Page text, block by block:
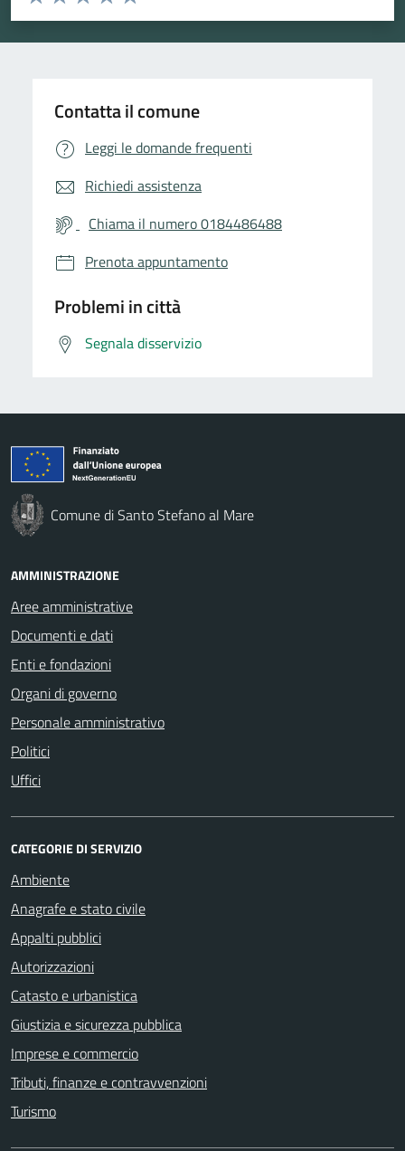
Valuta 5 stelle su 5
Valuta 4 stelle su 5
Valuta 3 stelle su 5
Valuta 2 stelle su 5
Valuta 1 stelle su 5
Contatta il comune
Leggi le domande frequenti
Richiedi assistenza
Chiama il numero 0184486488
Prenota appuntamento
Problemi in città
Segnala disservizio
Comune di Santo Stefano al Mare
AMMINISTRAZIONE
Aree amministrative
Documenti e dati
Enti e fondazioni
Organi di governo
Personale amministrativo
Politici
Uffici
CATEGORIE DI SERVIZIO
Ambiente
Anagrafe e stato civile
Appalti pubblici
Autorizzazioni
Catasto e urbanistica
Giustizia e sicurezza pubblica
Imprese e commercio
Tributi, finanze e contravvenzioni
Turismo